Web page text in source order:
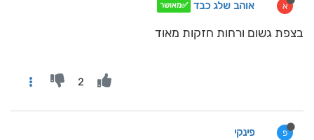
א אוהב שלג כבד ✅מאושר
בצפת גשום ורחות חזקות מאוד
2
פ פינקי